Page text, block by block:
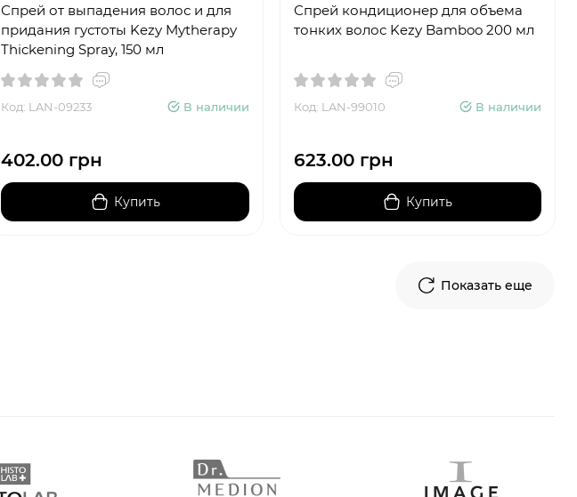
Спрей от выпадения волос и для
придания густоты Kezy Mytherapy
Thickening Spray, 150 мл
Код: LAN-09233 В наличии
402.00 грн
Купить
Спрей кондиционер для объема
тонких волос Kezy Bamboo 200 мл
Код: LAN-99010 В наличии
623.00 грн
Купить
Показать еще